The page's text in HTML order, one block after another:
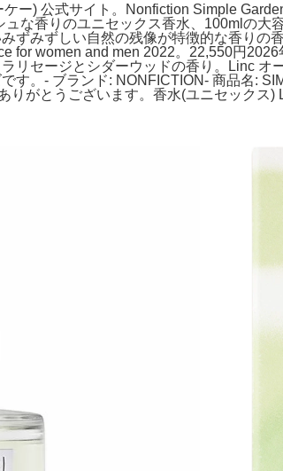
ー) 公式サイト。Nonfiction Simple
な香りのユニセックス香水、100mlの
ずみずしい自然の残像が特徴的な香りの
for women and men 2022。22,550円
リセージとシダーウッドの香り。Linc
す。- ブランド: NONFICTION- 商品名:
りがとうございます。香水(ユニセックス)